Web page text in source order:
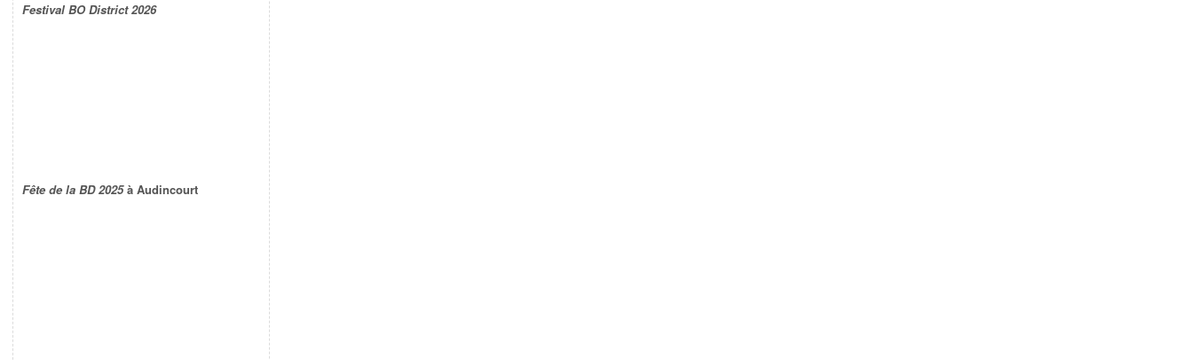
Festival BO District 2026
Fête de la BD 2025à Audincourt